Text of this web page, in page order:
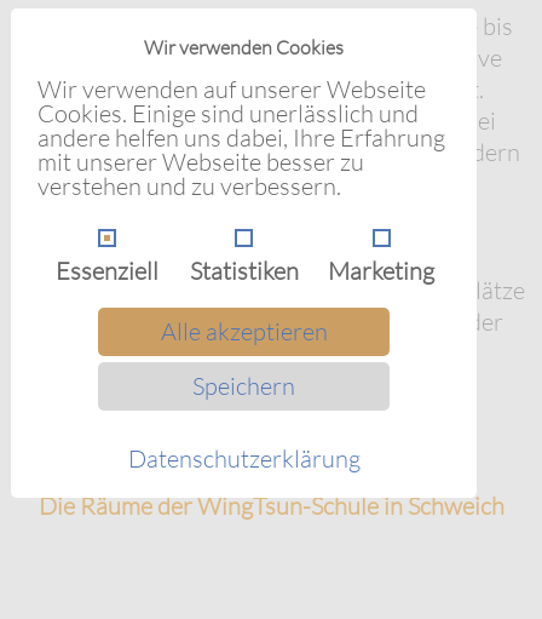
Wir verwenden Cookies
Wir verwenden auf unserer Webseite
Cookies. Einige sind unerlässlich und
andere helfen uns dabei, Ihre Erfahrung
mit unserer Webseite besser zu
verstehen und zu verbessern.
Essenziell Statistiken
Marketing
Alle akzeptieren
Speichern
Datenschutzerklärung
Die Kindergruppe hat momentan eine kleine bis
mittlere Teilnehmerzahl, so dass eine intensive
und individuelle Betreuung gewährleistet ist.
Sollten möglicherweise zu viele Zuschauer bei
den Kindergruppen anwesend sein (den Kindern
ist dies teilweise unangenehm), rate ich den
wiederzukommen.
Es befinden sich viele und kostenfreie Parkplätze
gegenüber der Turnhalle am Winzerkeller oder
aber etwas weiter unten am Sportplatz.
Die Räume der WingTsun-Schule in Schweich